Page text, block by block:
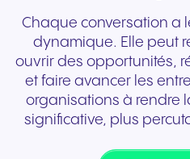
Chaque conversation a
dynamique. Elle peut
ouvrir des opportunités,
et faire avancer les
organisations à rendre
significative, plus